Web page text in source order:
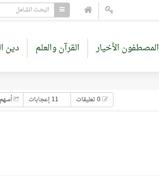
المصطفون الأخيار القرآن والعلم دين
11 إعجابات أسهم